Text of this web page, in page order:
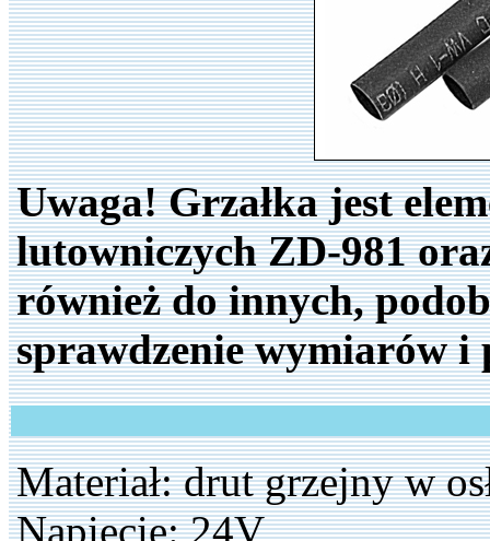
Uwaga! Grzałka jest
lutowniczych ZD-981
również do innych,
sprawdzenie wymiarów
Materiał: drut grzejny w
Napięcie: 24V